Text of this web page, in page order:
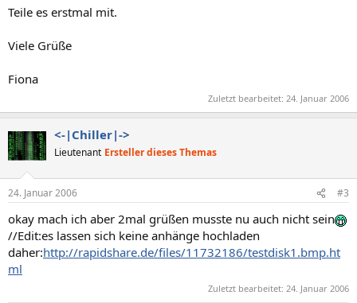
Teile es erstmal mit.
Viele Grüße
Fiona
Zuletzt bearbeitet: 24. Januar 2006
<-|Chiller|->
Lieutenant Ersteller dieses Themas
24. Januar 2006 #3
okay mach ich aber 2mal grüßen musste nu auch nicht sein
//Edit:es lassen sich keine anhänge hochladen
daher:http://rapidshare.de/files/11732186/testdisk1.bmp.ht
ml
Zuletzt bearbeitet: 24. Januar 2006